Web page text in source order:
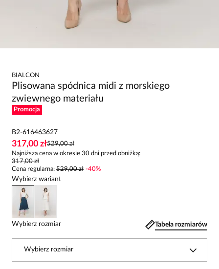
BIALCON
Plisowana spódnica midi z morskiego
zwiewnego materiału
Promocja
B2-616463627
317,00 zł529,00 zł
Najniższa cena w okresie 30 dni przed obniżką:
317,00 zł
Cena regularna: 529,00 zł -40%
Wybierz wariant
Wybierz rozmiar Tabela rozmiarów
Wybierz rozmiar